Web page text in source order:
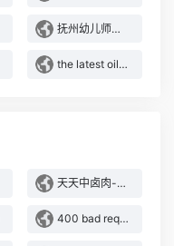
抚州幼儿师范高等专科学校
the latest oil, gas and petrochemicals storage news and magazine | tanks and terminals
天天中卤肉-天天中肥牛-天天中餐厅加盟-温州市天天餐饮管理服务有限公司
400 bad request